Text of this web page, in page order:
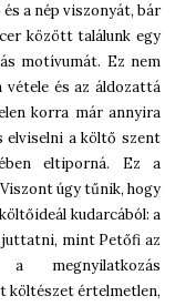
a nép viszonyát, bár
között találunk egy
motívumát. Ez nem
vétele és az áldozattá
korra már annyira
elviselni a költő szent
eltiporná. Ez a
úgy tűnik, hogy
kudarcából: a
juttatni, mint Petőfi az
megnyilatkozás
költészet értelmetlen,